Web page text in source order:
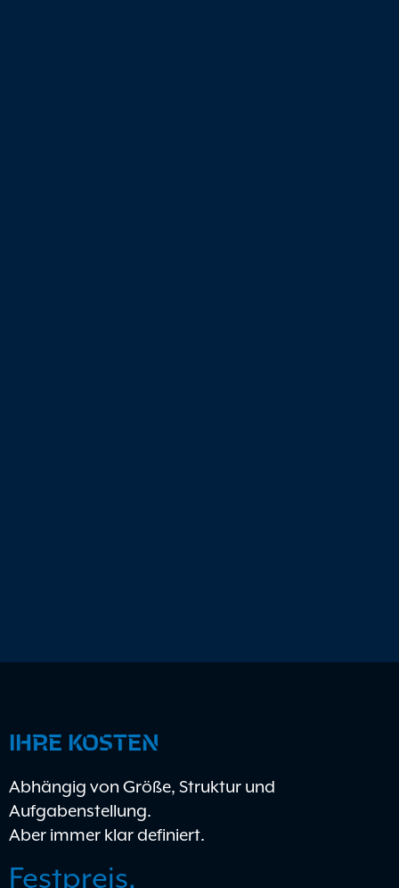
IHRE KOSTEN
Abhängig von Größe, Struktur und
Aufgabenstellung.
Aber immer klar definiert.
Festpreis.